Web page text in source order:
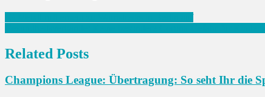
Related Posts
Champions League: Übertragung: So seht Ihr die